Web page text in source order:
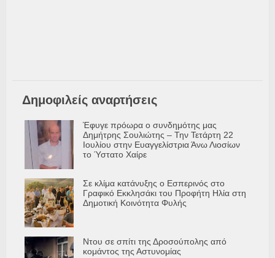
Δημοφιλείς αναρτήσεις
Έφυγε πρόωρα ο συνδημότης μας
Δημήτρης Σουλιώτης – Την Τετάρτη 22
Ιουλίου στην Ευαγγελίστρια Άνω Λιοσίων
το Ύστατο Χαίρε
Σε κλίμα κατάνυξης ο Εσπερινός στο
Γραφικό Εκκλησάκι του Προφήτη Ηλία στη
Δημοτική Κοινότητα Φυλής
Ντου σε σπίτι της Δροσούπολης από
κομάντος της Αστυνομίας